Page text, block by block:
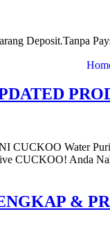
Deposit.Tanpa
Water
CUCKOO!
&